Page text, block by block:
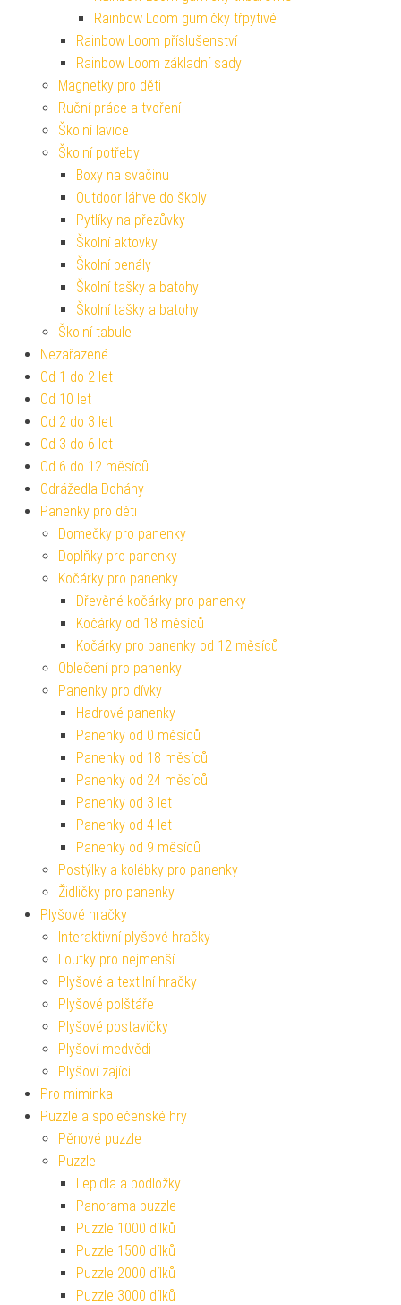
Rainbow Loom gumičky třpytivé
Rainbow Loom příslušenství
Rainbow Loom základní sady
Magnetky pro děti
Ruční práce a tvoření
Školní lavice
Školní potřeby
Boxy na svačinu
Outdoor láhve do školy
Pytlíky na přezůvky
Školní aktovky
Školní penály
Školní tašky a batohy
Školní tašky a batohy
Školní tabule
Nezařazené
Od 1 do 2 let
Od 10 let
Od 2 do 3 let
Od 3 do 6 let
Od 6 do 12 měsíců
Odrážedla Dohány
Panenky pro děti
Domečky pro panenky
Doplňky pro panenky
Kočárky pro panenky
Dřevěné kočárky pro panenky
Kočárky od 18 měsíců
Kočárky pro panenky od 12 měsíců
Oblečení pro panenky
Panenky pro dívky
Hadrové panenky
Panenky od 0 měsíců
Panenky od 18 měsíců
Panenky od 24 měsíců
Panenky od 3 let
Panenky od 4 let
Panenky od 9 měsíců
Postýlky a kolébky pro panenky
Židličky pro panenky
Plyšové hračky
Interaktivní plyšové hračky
Loutky pro nejmenší
Plyšové a textilní hračky
Plyšové polštáře
Plyšové postavičky
Plyšoví medvědi
Plyšoví zajíci
Pro miminka
Puzzle a společenské hry
Pěnové puzzle
Puzzle
Lepidla a podložky
Panorama puzzle
Puzzle 1000 dílků
Puzzle 1500 dílků
Puzzle 2000 dílků
Puzzle 3000 dílků